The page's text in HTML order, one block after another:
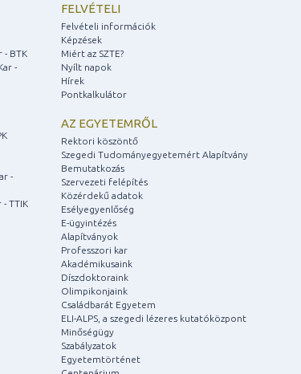
- BTK
-
-
TTIK
FELVÉTELI
Felvételi információk
Képzések
Miért az SZTE?
Nyílt napok
Hírek
Pontkalkulátor
AZ EGYETEMRŐL
Rektori köszöntő
Szegedi Tudományegyetemért Alapítvány
Bemutatkozás
Szervezeti felépítés
Közérdekű adatok
Esélyegyenlőség
E-ügyintézés
Alapítványok
Professzori kar
Akadémikusaink
Díszdoktoraink
Olimpikonjaink
Családbarát Egyetem
ELI-ALPS, a szegedi lézeres kutatóközpont
Minőségügy
Szabályzatok
Egyetemtörténet